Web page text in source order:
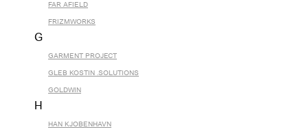
FAR AFIELD
FRIZMWORKS
G
GARMENT PROJECT
GLEB KOSTIN .SOLUTIONS
GOLDWIN
H
HAN KJOBENHAVN